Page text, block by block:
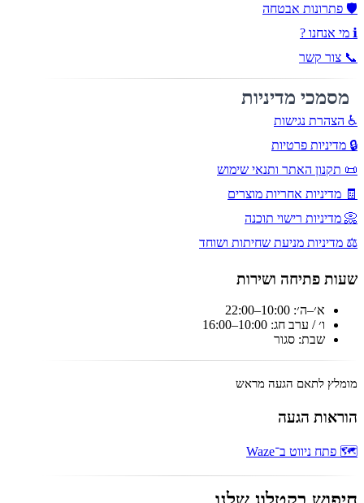
🛡️ פתרונות אבטחה
ℹ️ מי אנחנו ?
📞 צור קשר
מסמכי מדיניות
♿ הצהרת נגישות
🔒 מדיניות פרטיות
📜 תקנון האתר ותנאי שימוש
🧾 מדיניות אחריות מוצרים
📀 מדיניות רישוי תוכנה
⚖️ מדיניות מניעת שחיתות ושוחד
שעות פתיחה ושירות
א׳–ה׳: 10:00–22:00
ו׳ / ערב חג: 10:00–16:00
שבת: סגור
מומלץ לתאם הגעה מראש
הוראות הגעה
🗺️ פתח ניווט ב־Waze